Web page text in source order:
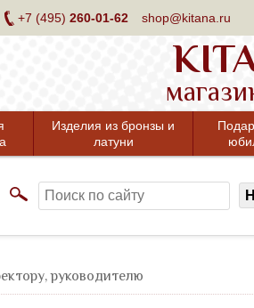
+7 (495) 260-01-62 shop@kitana.ru
Изделия из бронзы и
латуни
руководителю